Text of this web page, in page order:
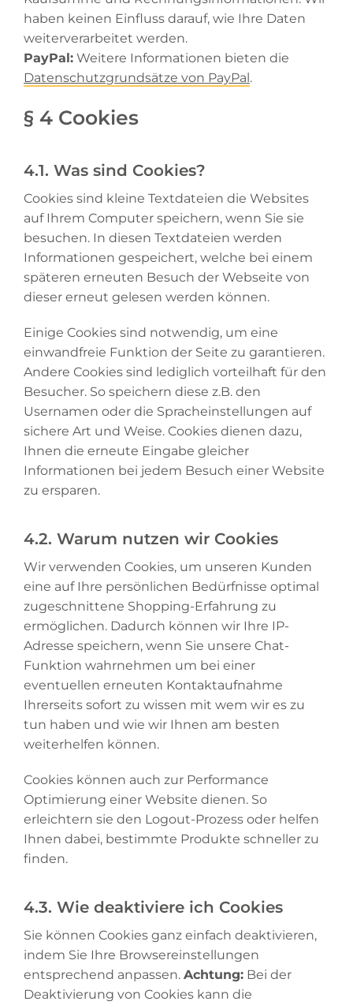
haben keinen Einfluss darauf, wie Ihre Daten
weiterverarbeitet werden.
PayPal: Weitere Informationen bieten die
Datenschutzgrundsätze von PayPal.
§ 4 Cookies
4.1. Was sind Cookies?
Cookies sind kleine Textdateien die Websites
auf Ihrem Computer speichern, wenn Sie sie
besuchen. In diesen Textdateien werden
Informationen gespeichert, welche bei einem
späteren erneuten Besuch der Webseite von
dieser erneut gelesen werden können.
Einige Cookies sind notwendig, um eine
einwandfreie Funktion der Seite zu garantieren.
Andere Cookies sind lediglich vorteilhaft für den
Besucher. So speichern diese z.B. den
Usernamen oder die Spracheinstellungen auf
sichere Art und Weise. Cookies dienen dazu,
Ihnen die erneute Eingabe gleicher
Informationen bei jedem Besuch einer Website
zu ersparen.
4.2. Warum nutzen wir Cookies
Wir verwenden Cookies, um unseren Kunden
eine auf Ihre persönlichen Bedürfnisse optimal
zugeschnittene Shopping-Erfahrung zu
ermöglichen. Dadurch können wir Ihre IP-
Adresse speichern, wenn Sie unsere Chat-
Funktion wahrnehmen um bei einer
eventuellen erneuten Kontaktaufnahme
Ihrerseits sofort zu wissen mit wem wir es zu
tun haben und wie wir Ihnen am besten
weiterhelfen können.
Cookies können auch zur Performance
Optimierung einer Website dienen. So
erleichtern sie den Logout-Prozess oder helfen
Ihnen dabei, bestimmte Produkte schneller zu
finden.
4.3. Wie deaktiviere ich Cookies
Sie können Cookies ganz einfach deaktivieren,
indem Sie Ihre Browsereinstellungen
entsprechend anpassen. Achtung: Bei der
Deaktivierung von Cookies kann die